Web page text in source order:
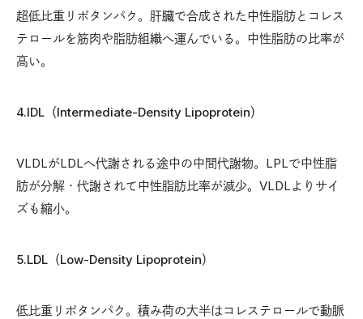
超低比重リポタンパク。肝臓で合成された中性脂肪とコレス
テロールを筋肉や脂肪組織へ運んでいる。中性脂肪の比率が
高い。
4.IDL（Intermediate-Density Lipoprotein）
VLDLがLDLへ代謝される途中の中間代謝物。LPLで中性脂
肪が分解・代謝されて中性脂肪比率が減少。VLDLよりサイ
ズも縮小。
5.LDL（Low-Density Lipoprotein）
低比重リポタンパク。積み荷の大半はコレステロールで動脈